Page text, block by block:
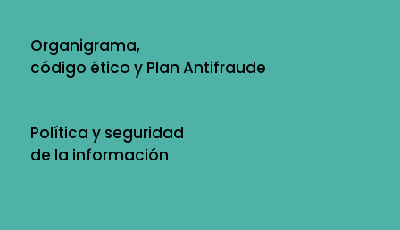
Organigrama,
código ético y Plan Antifraude
Política y seguridad
de la información